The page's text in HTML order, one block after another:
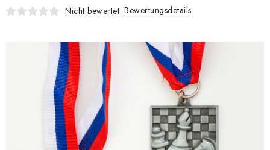
SCHACHBRETTER
SCHACHUHREN
SCHACHBÜCHER
SCHACH-ANTIQUITÄTENLADEN
SCHACH ONLINE
Nicht bewertet Bewertungsdetails